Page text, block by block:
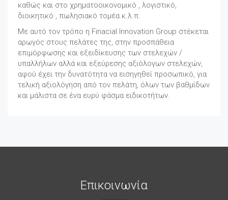
καθώς και στο χρηματοοικονομικό , λογιστικό,
διοικητικό , πωλησιακό τομέα κ.λ.π.
Με αυτό τον τρόπο η Finacial Innovation Group στέκεται
αρωγός στους πελάτες της, στην προσπάθεια
επιμόρφωσης και εξειδίκευσης των στελεχών /
υπαλλήλων αλλά και εξεύρεσης αξιόλογων στελεχών,
αφού έχει την δυνατότητα να εισηγηθεί προσωπικό, για
τελική αξιολόγηση από τον πελάτη, όλων των βαθμίδων
και μάλιστα σε ένα ευρύ φάσμα ειδικοτήτων.
Επικοινωνία